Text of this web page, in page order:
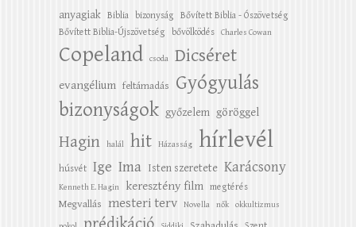
anyagiak Biblia bizonyság
Bővített Biblia - Ószövetség
Bővített Biblia-Újszövetség
bővölködés Charles Cowan
Copeland csoda Dicséret
evangélium feltámadás
Gyógyulás
bizonyságok győzelem göröggel
Hagin halál hit Házasság hírlevél
húsvét Ige Ima Isten szeretete Karácsony
Kenneth E. Hagin keresztény film megtérés
Megvallás mesteri terv Novella nők okkultizmus